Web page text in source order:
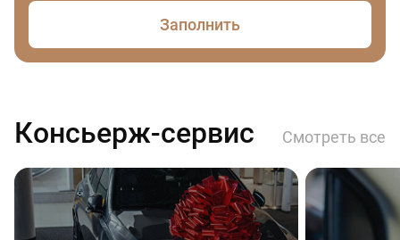
Заполнить
Консьерж-сервис Смотреть все